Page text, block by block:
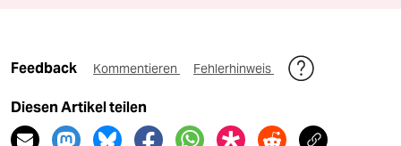
Feedback Kommentieren Fehlerhinweis
Diesen Artikel teilen